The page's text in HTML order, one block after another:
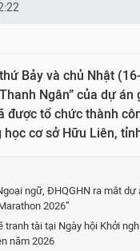
Bảy và chủ Nhật
Ngân” của dự án
được tổ chức thành
cơ sở Hữu Liên,
ngữ, ĐHQGHN ra mắt dự
2026”
tranh tài tại Ngày hội Khởi
năm 2026